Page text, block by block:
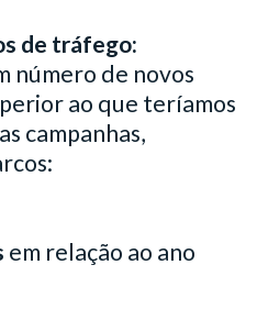
de tráfego:
número de novos
ao que teríamos
campanhas,
em relação ao ano